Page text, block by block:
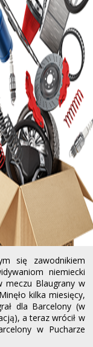
się zawodnikiem
niemiecki
meczu Blaugrany w
kilka miesięcy,
dla Barcelony (w
a teraz wrócił w
w Pucharze